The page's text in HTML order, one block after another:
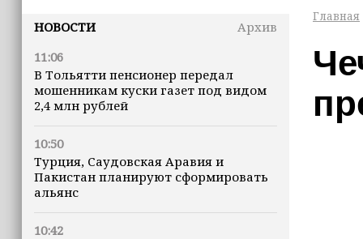
НОВОСТИ
Архив
11:06
В Тольятти пенсионер передал
мошенникам куски газет под видом
2,4 млн рублей
10:50
Турция, Саудовская Аравия и
Пакистан планируют сформировать
альянс
10:42
Главная